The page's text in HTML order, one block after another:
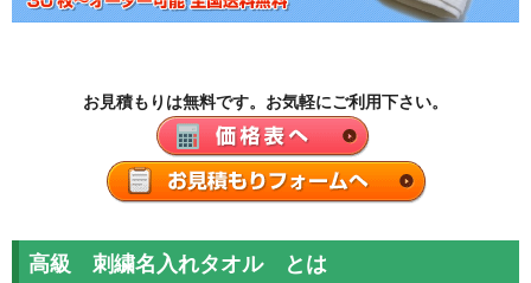
プリント加工
ご利用ガイド Q.よくある質問
お問い合わせフォーム
お見積もりは無料です。お気軽にご利用下さい。
高級 刺繍名入れタオル とは